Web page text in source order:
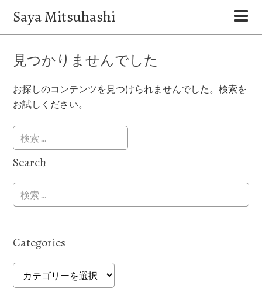
Saya Mitsuhashi
見つかりませんでした
お探しのコンテンツを見つけられませんでした。検索を
お試しください。
Search
Categories
Categories